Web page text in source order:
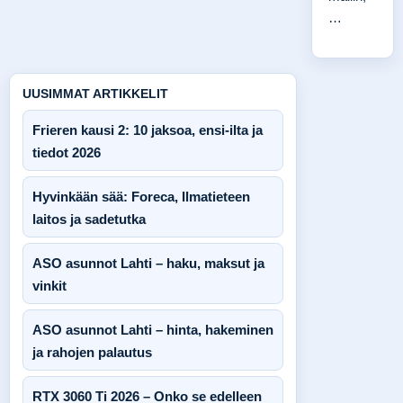
…
UUSIMMAT ARTIKKELIT
Frieren kausi 2: 10 jaksoa, ensi-ilta ja
tiedot 2026
Hyvinkään sää: Foreca, Ilmatieteen
laitos ja sadetutka
ASO asunnot Lahti – haku, maksut ja
vinkit
ASO asunnot Lahti – hinta, hakeminen
ja rahojen palautus
RTX 3060 Ti 2026 – Onko se edelleen